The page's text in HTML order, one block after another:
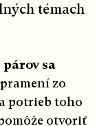
témach
párov sa
zo
potrieb toho
otvoriť